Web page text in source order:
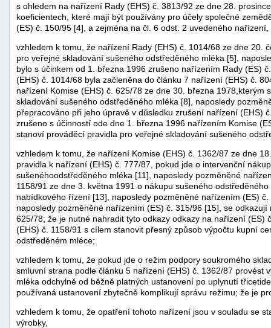
s ohledem na nařízení Rady (EHS) č. 3813/92 ze dne 28.
koeficientech, které mají být používány pro účely společné
(ES) č. 150/95 [4], a zejména na čl. 6 odst. 2 uvedeného nařízení,
vzhledem k tomu, že nařízení Rady (EHS) č. 1014/68 ze dne 20.
pro veřejné skladování sušeného odstředěného mléka [5],
bylo s účinkem od 1. března 1996 zrušeno nařízením Rady (ES)
(EHS) č. 1014/68 byla začleněna do článku 7 nařízení (EHS) č.
nařízení Komise (EHS) č. 625/78 ze dne 30. března 1978,kterým
skladování sušeného odstředěného mléka [8], naposledy
přepracováno při jeho úpravě v důsledku zrušení nařízení (EHS)
zrušeno s účinností ode dne 1. března 1996 nařízením Komise
stanoví prováděcí pravidla pro veřejné skladování sušeného
vzhledem k tomu, že nařízení Komise (EHS) č. 1362/87 ze dne
pravidla k nařízení (EHS) č. 777/87, pokud jde o intervenční
sušenéhoodstředěného mléka [11], naposledy pozměněné
1158/91 ze dne 3. května 1991 o nákupu sušeného
nabídkového řízení [13], naposledy pozměněné nařízením (ES)
naposledy pozměněné nařízením (ES) č. 315/96 [15], se
625/78; že je nutné nahradit tyto odkazy odkazy na nařízení
(EHS) č. 1158/91 s cílem stanovit přesný způsob výpočtu kupní
odstředěném mléce;
vzhledem k tomu, že pokud jde o režim podpory soukromého
smluvní strana podle článku 5 nařízení (EHS) č. 1362/87 provést
mléka odchylně od běžně platných ustanovení po uplynutí
používaná ustanovení zbytečně komplikují správu režimu; že je
vzhledem k tomu, že opatření tohoto nařízení jsou v souladu se
výrobky,
náhrady
škody
+náhrady